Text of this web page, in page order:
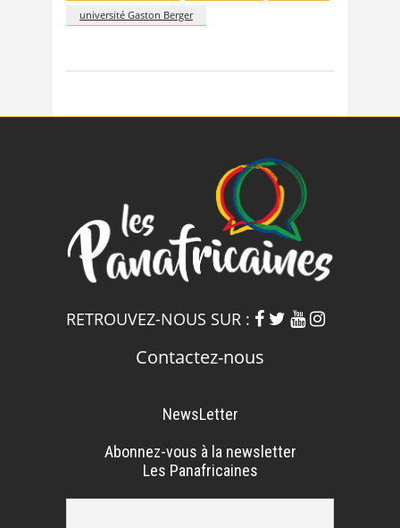
université Gaston Berger
RETROUVEZ-NOUS SUR :
Contactez-nous
NewsLetter
Abonnez-vous à la newsletter
Les Panafricaines